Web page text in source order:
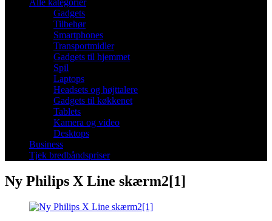
Alle kategorier
Gadgets
Tilbehør
Smartphones
Transportmidler
Gadgets til hjemmet
Spil
Laptops
Headsets og højttalere
Gadgets til køkkenet
Tablets
Kamera og video
Desktops
Business
Tjek bredbåndspriser
Ny Philips X Line skærm2[1]